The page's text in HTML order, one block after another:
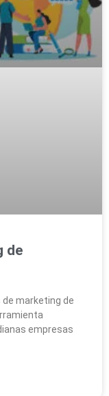
de
marketing de
empresas